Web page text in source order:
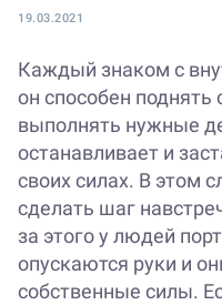
19.03.2021
Каждый знаком с
он способен поднять
выполнять нужные
останавливает и
своих силах. В этом
сделать шаг
за этого у людей
опускаются руки и
собственные силы.